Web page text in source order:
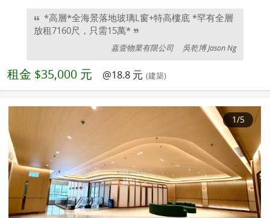
*高層*全海景落地玻璃L窗+特高樓底 *罕有全層
放租7160尺，只需15萬*
嘉壹物業有限公司 吳乾博 Jason Ng
租金 $35,000 元 @18.8 元 (建築)
1/5